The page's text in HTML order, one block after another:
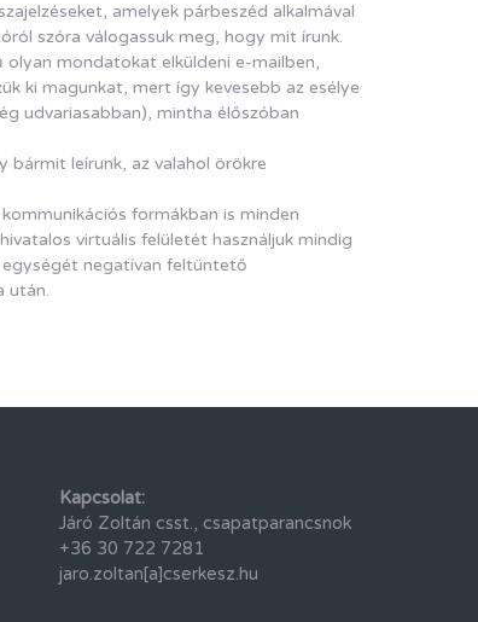
amelyek párbeszéd alkalmával
szóra válogassuk meg, hogy mit írunk.
olyan mondatokat elküldeni e-mailben,
ki magunkat, mert így kevesebb az esélye
udvariasabban), mintha élőszóban
bármit leírunk, az valahol örökre
formákban is minden
virtuális felületét használjuk mindig
egységét negatívan feltüntető
után.
Kapcsolat:
Járó Zoltán csst., csapatparancsnok
+36 30 722 7281
jaro.zoltan[a]cserkesz.hu